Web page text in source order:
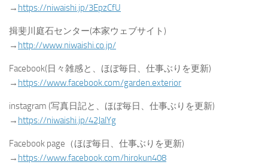
→ https://niwaishi.jp/3EpzCfU
揖斐川庭石センター(本家ウェブサイト)
→ http://www.niwaishi.co.jp/
Facebook(日々雑感と、ほぼ毎日、仕事ぶりを更新)
→ https://www.facebook.com/garden.exterior
instagram (写真日記と、ほぼ毎日、仕事ぶりを更新)
→ https://niwaishi.jp/42JalYg
Facebook page（ほぼ毎日、仕事ぶりを更新)
→ https://www.facebook.com/hirokun408